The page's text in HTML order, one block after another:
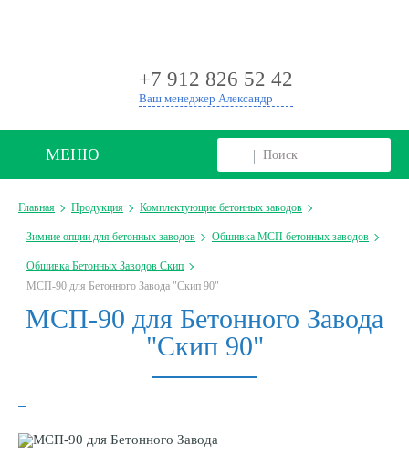
+7 912 826 52 42
Ваш менеджер Александр
МЕНЮ
Главная Продукция Комплектующие бетонных заводов
Зимние опции для бетонных заводов Обшивка МСП бетонных заводов
Обшивка Бетонных Заводов Скип
МСП-90 для Бетонного Завода "Скип 90"
МСП-90 для Бетонного Завода
"Скип 90"